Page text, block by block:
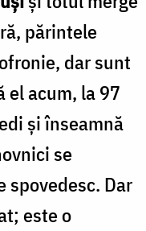
părintele
dar sunt
el acum, la 97
şi înseamnă
se
spovedesc. Dar
este o